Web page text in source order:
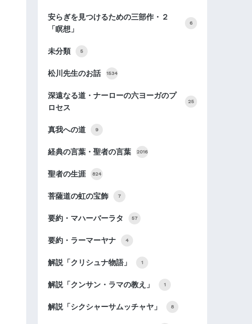
安らぎを見つけるための三部作・２
「瞑想」
6
未分類 5
松川先生のお話 1534
深遠なる道・ナーローの六ヨーガのプ
ロセス
25
真我への道 9
経典の言葉・聖者の言葉 2016
聖者の生涯 824
菩薩道の虹の宝飾 7
要約・マハーバーラタ 57
要約・ラーマーヤナ 4
解説「クリシュナ物語」 1
解説「クンサン・ラマの教え」 1
解説「シクシャーサムッチャヤ」 8